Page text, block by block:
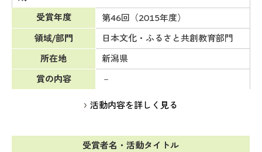
受賞年度
第46回（2015年度）
領域/部門
日本文化・ふるさと共創教育部門
所在地
新潟県
賞の内容
－
活動内容を詳しく見る
受賞者名・活動タイトル